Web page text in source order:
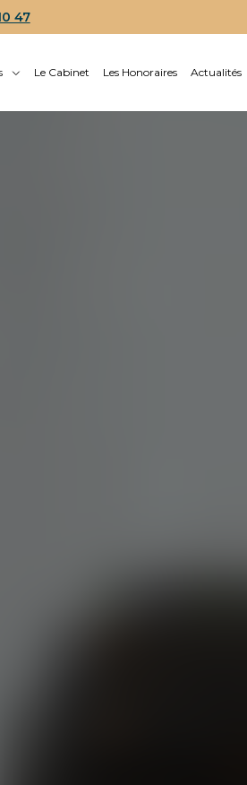
47
Le Cabinet Les Honoraires Actualités